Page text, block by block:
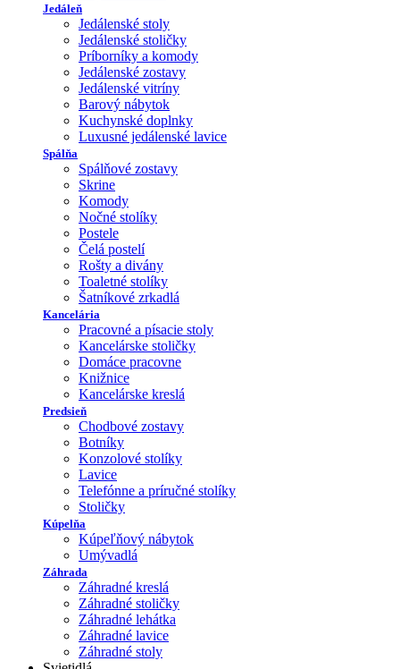
Jedáleň
Jedálenské stoly
Jedálenské stoličky
Príborníky a komody
Jedálenské zostavy
Jedálenské vitríny
Barový nábytok
Kuchynské doplnky
Luxusné jedálenské lavice
Spálňa
Spálňové zostavy
Skrine
Komody
Nočné stolíky
Postele
Čelá postelí
Rošty a divány
Toaletné stolíky
Šatníkové zrkadlá
Kancelária
Pracovné a písacie stoly
Kancelárske stoličky
Domáce pracovne
Knižnice
Kancelárske kreslá
Predsieň
Chodbové zostavy
Botníky
Konzolové stolíky
Lavice
Telefónne a príručné stolíky
Stoličky
Kúpelňa
Kúpeľňový nábytok
Umývadlá
Záhrada
Záhradné kreslá
Záhradné stoličky
Záhradné lehátka
Záhradné lavice
Záhradné stoly